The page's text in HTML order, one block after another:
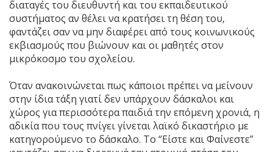
διαταγές του διευθυντή και του εκπαιδευτικού
συστήματος αν θέλει να κρατήσει τη θέση του,
φαντάζει σαν να μην διαφέρει από τους κοινωνικούς
εκβιασμούς που βιώνουν και οι μαθητές στον
μικρόκοσμο του σχολείου.
Όταν ανακοινώνεται πως κάποιοι πρέπει να μείνουν
στην ίδια τάξη γιατί δεν υπάρχουν δάσκαλοι και
χώρος για περισσότερα παιδιά την επόμενη χρονιά, η
αδικία που τους πνίγει γίνεται λαϊκό δικαστήριο με
κατηγορούμενο το δάσκαλο. Το “Είστε και Φαίνεστε”